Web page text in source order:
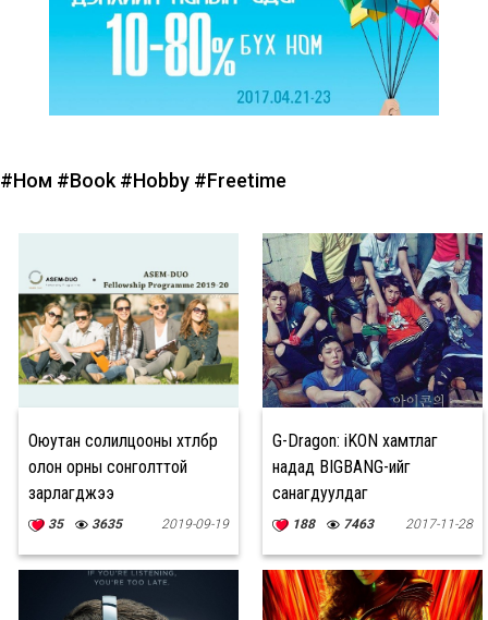
#Ном #Book #Hobby #Freetime
Оюутан солилцооны хөтөлбөр
олон орны сонголттой
зарлагджээ
35 3635 2019-09-19
G-Dragon: iKON хамтлаг
надад BIGBANG-ийг
санагдуулдаг
188 7463 2017-11-28